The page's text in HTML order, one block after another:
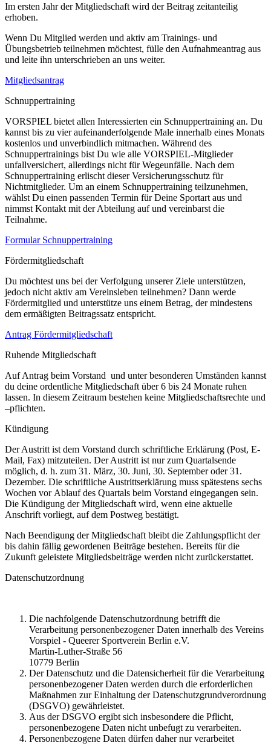
Im ersten Jahr der Mitgliedschaft wird der Beitrag zeitanteilig
erhoben.
Wenn Du Mitglied werden und aktiv am Trainings- und
Übungsbetrieb teilnehmen möchtest, fülle den Aufnahmeantrag aus
und leite ihn unterschrieben an uns weiter.
Mitgliedsantrag
Schnuppertraining
VORSPIEL bietet allen Interessierten ein Schnuppertraining an. Du
kannst bis zu vier aufeinanderfolgende Male innerhalb eines Monats
kostenlos und unverbindlich mitmachen. Während des
Schnuppertrainings bist Du wie alle VORSPIEL-Mitglieder
unfallversichert, allerdings nicht für Wegeunfälle. Nach dem
Schnuppertraining erlischt dieser Versicherungsschutz für
Nichtmitglieder. Um an einem Schnuppertraining teilzunehmen,
wählst Du einen passenden Termin für Deine Sportart aus und
nimmst Kontakt mit der Abteilung auf und vereinbarst die
Teilnahme.
Formular Schnuppertraining
Fördermitgliedschaft
Du möchtest uns bei der Verfolgung unserer Ziele unterstützen,
jedoch nicht aktiv am Vereinsleben teilnehmen? Dann werde
Fördermitglied und unterstütze uns einem Betrag, der mindestens
dem ermäßigten Beitragssatz entspricht.
Antrag Fördermitgliedschaft
Ruhende Mitgliedschaft
Auf Antrag beim Vorstand und unter besonderen Umständen kannst
du deine ordentliche Mitgliedschaft über 6 bis 24 Monate ruhen
lassen. In diesem Zeitraum bestehen keine Mitgliedschaftsrechte und
–pflichten.
Kündigung
Der Austritt ist dem Vorstand durch schriftliche Erklärung (Post, E-
Mail, Fax) mitzuteilen. Der Austritt ist nur zum Quartalsende
möglich, d. h. zum 31. März, 30. Juni, 30. September oder 31.
Dezember. Die schriftliche Austrittserklärung muss spätestens sechs
Wochen vor Ablauf des Quartals beim Vorstand eingegangen sein.
Die Kündigung der Mitgliedschaft wird, wenn eine aktuelle
Anschrift vorliegt, auf dem Postweg bestätigt.
Nach Beendigung der Mitgliedschaft bleibt die Zahlungspflicht der
bis dahin fällig gewordenen Beiträge bestehen. Bereits für die
Zukunft geleistete Mitgliedsbeiträge werden nicht zurückerstattet.
Datenschutzordnung
Die nachfolgende Datenschutzordnung betrifft die
Verarbeitung personenbezogener Daten innerhalb des Vereins
Vorspiel - Queerer Sportverein Berlin e.V.
Martin-Luther-Straße 56
10779 Berlin
Der Datenschutz und die Datensicherheit für die Verarbeitung
personenbezogener Daten werden durch die erforderlichen
Maßnahmen zur Einhaltung der Datenschutzgrundverordnung
(DSGVO) gewährleistet.
Aus der DSGVO ergibt sich insbesondere die Pflicht,
personenbezogene Daten nicht unbefugt zu verarbeiten.
Personenbezogene Daten dürfen daher nur verarbeitet